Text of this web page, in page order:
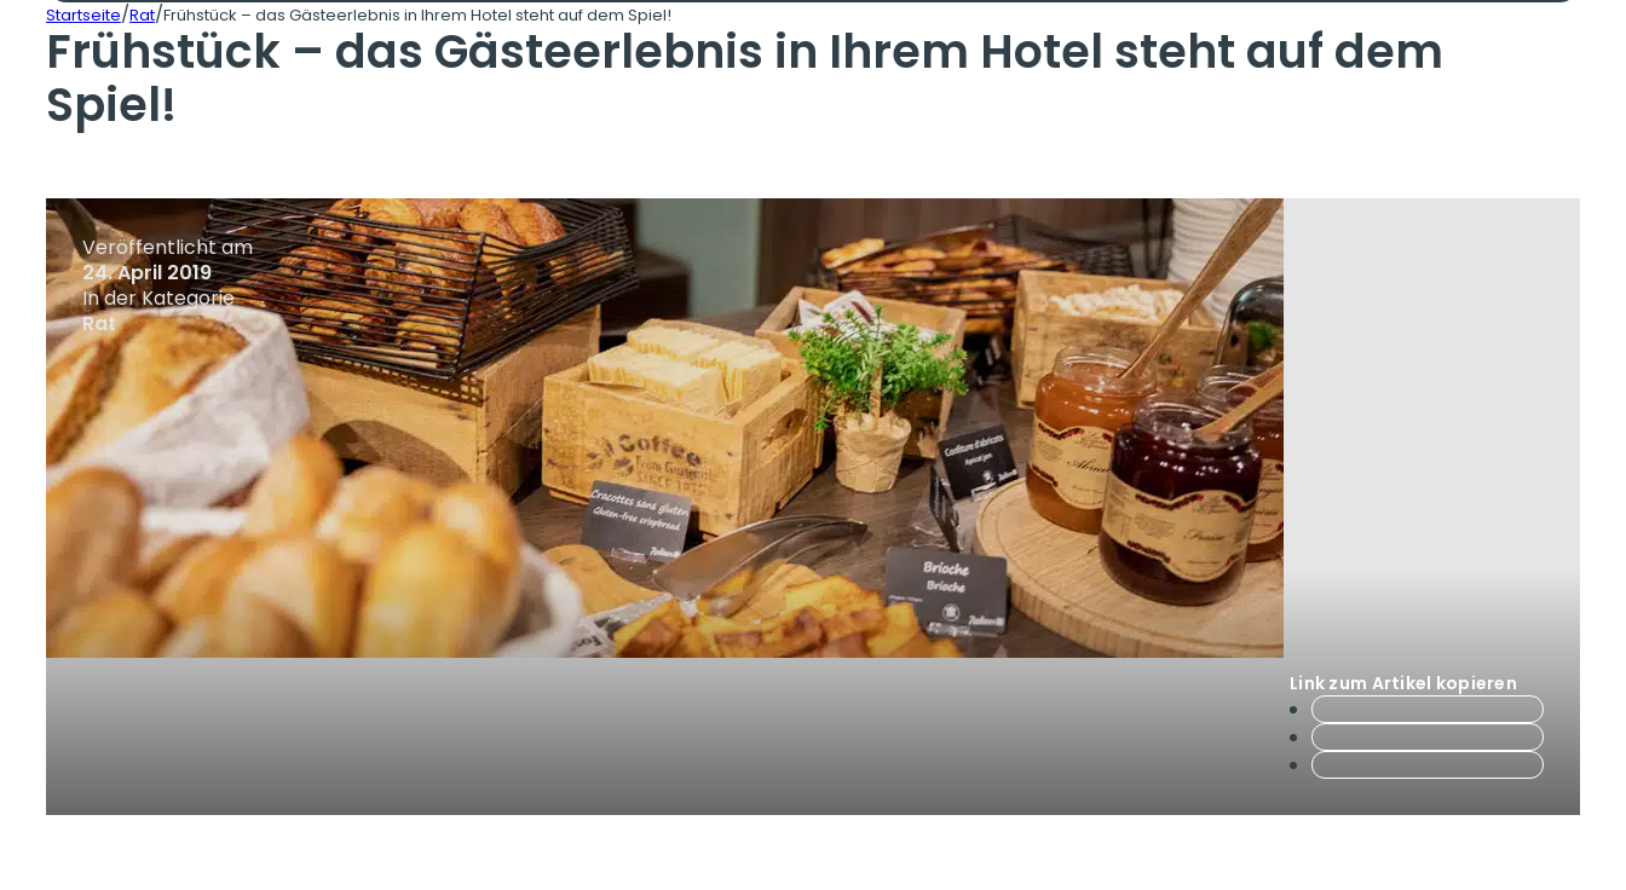
Startseite/Rat/Frühstück – das Gästeerlebnis in Ihrem Hotel steht auf dem Spiel!
Frühstück – das Gästeerlebnis in Ihrem Hotel steht auf dem
Spiel!
Veröffentlicht am
24. April 2019
In der Kategorie
Rat
Link zum Artikel kopieren